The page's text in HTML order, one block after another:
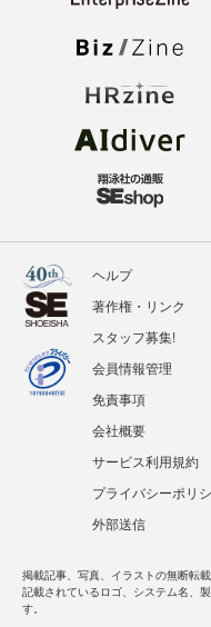
ヘルプ
著作権・リンク
スタッフ募集!
会員情報管理
免責事項
会社概要
サービス利用規約
プライバシーポリ
外部送信
掲載記事、写真、イラストの無断転載
記載されているロゴ、システム名、
す。